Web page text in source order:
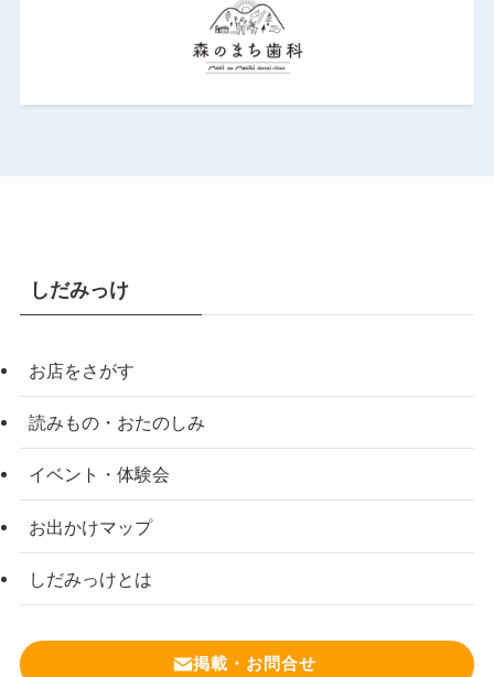
しだみっけ
お店をさがす
読みもの・おたのしみ
イベント・体験会
お出かけマップ
しだみっけとは
掲載・お問合せ